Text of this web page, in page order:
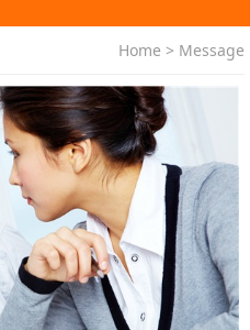
Home > Message